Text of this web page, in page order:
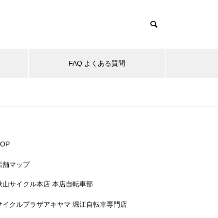
FAQ よくある質問
舗マップ
山サイクル本店 本店自転車部
イクルプラザアキヤマ 堀江自転車専門店